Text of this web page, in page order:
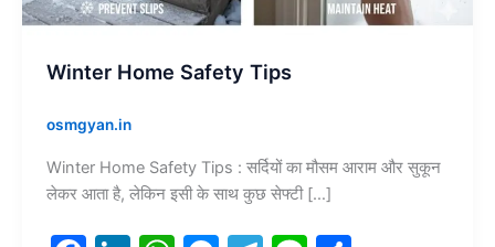
Winter Home Safety Tips
osmgyan.in
Winter Home Safety Tips : सर्दियों का मौसम आराम और सुकून
लेकर आता है, लेकिन इसी के साथ कुछ सेफ्टी […]